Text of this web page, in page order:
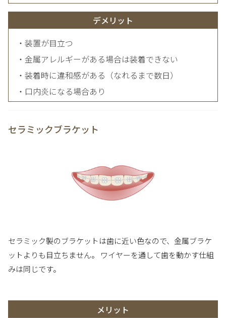
デメリット
・装置が目立つ
・金属アレルギーがある場合は装着できない
・装着時に違和感がある（なれるまで数日）
・口内炎になる場合あり
セラミックブラケット
セラミック製のブラケットは歯に近い色なので、金属ブラケ
ットよりも目立ちません。 ワイヤーを通して歯を動かす仕組
みは同じです。
メリット